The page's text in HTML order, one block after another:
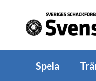
Spela